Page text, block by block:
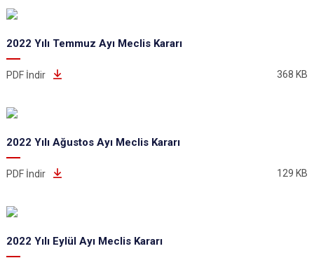
2022 Yılı Temmuz Ayı Meclis Kararı
PDF İndir 368 KB
2022 Yılı Ağustos Ayı Meclis Kararı
PDF İndir 129 KB
2022 Yılı Eylül Ayı Meclis Kararı